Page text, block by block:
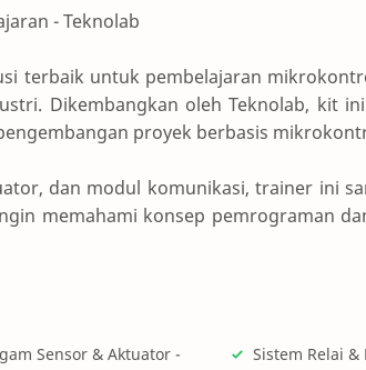
- Teknolab
terbaik untuk pembelajaran
Dikembangkan oleh Teknolab, kit
proyek berbasis
dan modul komunikasi, trainer ini
memahami konsep pemrograman
Sensor & Aktuator -
Sistem Relai